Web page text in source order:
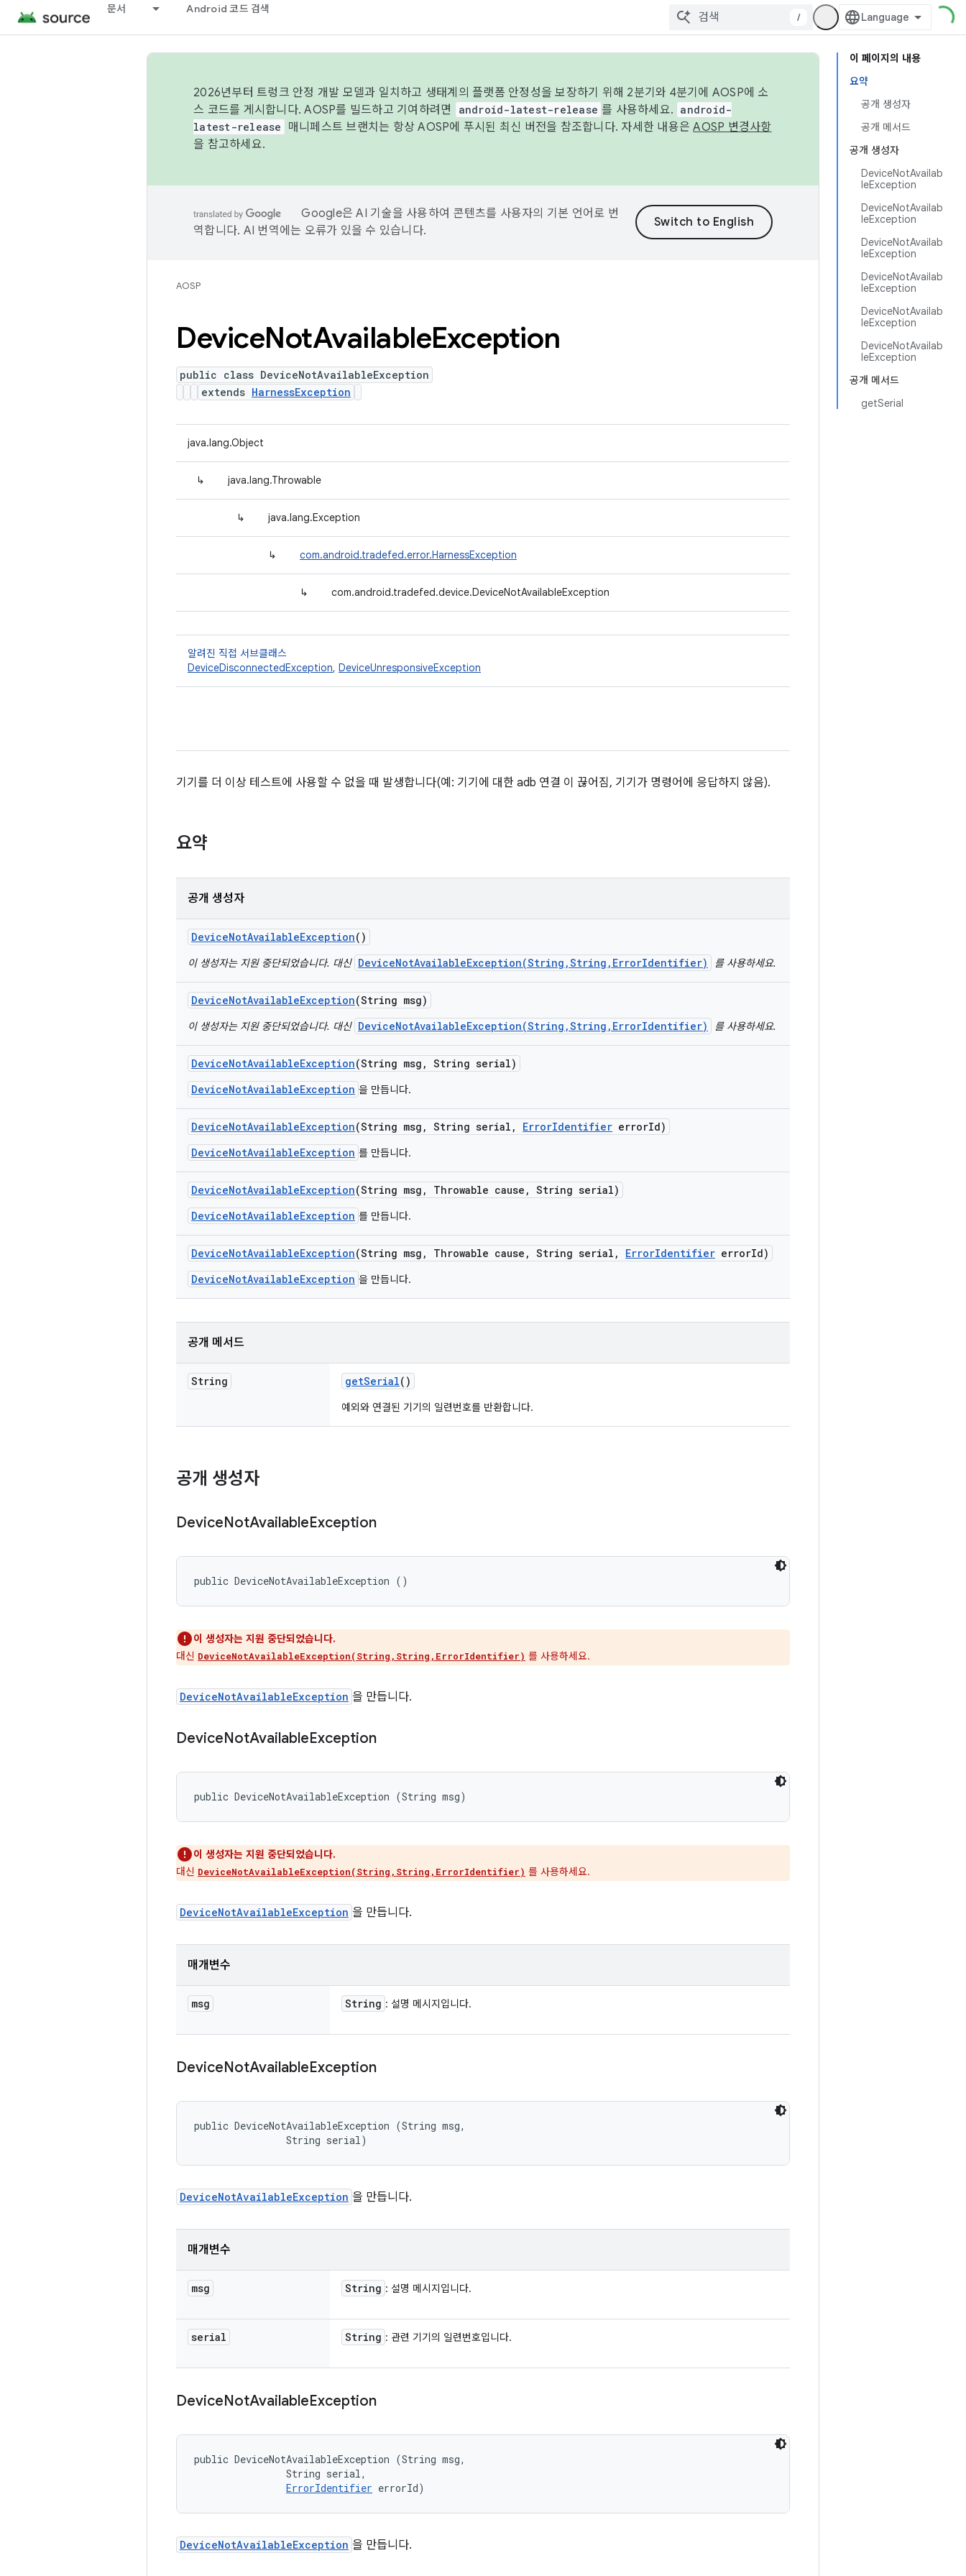
문서 Android 코드 검색
/
이 페이지의 내용
요약
공개 생성자
공개 메서드
공개 생성자
DeviceNotAvailab
leException
DeviceNotAvailab
leException
DeviceNotAvailab
leException
DeviceNotAvailab
leException
DeviceNotAvailab
leException
DeviceNotAvailab
leException
공개 메서드
getSerial
2026년부터 트렁크 안정 개발 모델과 일치하고 생태계의 플랫폼 안정성을 보장하기 위해 2분기와 4분기에 AOSP에 소
스 코드를 게시합니다. AOSP를 빌드하고 기여하려면
android-latest-release 를 사용하세요. android-
latest-release
매니페스트 브랜치는 항상 AOSP에 푸시된 최신 버전을 참조합니다. 자세한 내용은AOSP 변경사항
을 참고하세요.
Google은 AI 기술을 사용하여 콘텐츠를 사용자의 기본 언어로 번
역합니다. AI 번역에는 오류가 있을 수 있습니다.
AOSP
DeviceNotAvailableException
public class DeviceNotAvailableException
extends HarnessException
java.lang.Object
↳ java.lang.Throwable
↳ java.lang.Exception
↳ com.android.tradefed.error.HarnessException
↳ com.android.tradefed.device.DeviceNotAvailableException
알려진 직접 서브클래스
DeviceDisconnectedException, DeviceUnresponsiveException
기기를 더 이상 테스트에 사용할 수 없을 때 발생합니다(예: 기기에 대한 adb 연결 이 끊어짐, 기기가 명령어에 응답하지 않음).
요약
공개 생성자
DeviceNotAvailableException()
이 생성자는 지원 중단되었습니다. 대신 DeviceNotAvailableException(String,String,ErrorIdentifier) 를 사용하세요.
DeviceNotAvailableException(String msg)
이 생성자는 지원 중단되었습니다. 대신 DeviceNotAvailableException(String,String,ErrorIdentifier) 를 사용하세요.
DeviceNotAvailableException(String msg , String serial)
DeviceNotAvailableException 을 만듭니다.
DeviceNotAvailableException(String msg , String serial , ErrorIdentifier errorId)
DeviceNotAvailableException 를 만듭니다.
DeviceNotAvailableException(String msg , Throwable cause , String serial)
DeviceNotAvailableException 를 만듭니다.
DeviceNotAvailableException(String msg , Throwable cause , String serial , ErrorIdentifier errorId)
DeviceNotAvailableException 을 만듭니다.
공개 메서드
String getSerial()
예외와 연결된 기기의 일련번호를 반환합니다.
공개 생성자
DeviceNotAvailableException
public DeviceNotAvailableException ()
이 생성자는 지원 중단되었습니다.
대신 DeviceNotAvailableException(String,String,ErrorIdentifier) 를 사용하세요.
DeviceNotAvailableException 을 만듭니다.
DeviceNotAvailableException
public DeviceNotAvailableException (String msg)
이 생성자는 지원 중단되었습니다.
대신 DeviceNotAvailableException(String,String,ErrorIdentifier) 를 사용하세요.
DeviceNotAvailableException 을 만듭니다.
매개변수
msg String : 설명 메시지입니다.
DeviceNotAvailableException
public DeviceNotAvailableException (String msg,
                String serial)
DeviceNotAvailableException 을 만듭니다.
매개변수
msg String : 설명 메시지입니다.
serial String : 관련 기기의 일련번호입니다.
DeviceNotAvailableException
public DeviceNotAvailableException (String msg,
                String serial,
ErrorIdentifier errorId)
DeviceNotAvailableException 을 만듭니다.